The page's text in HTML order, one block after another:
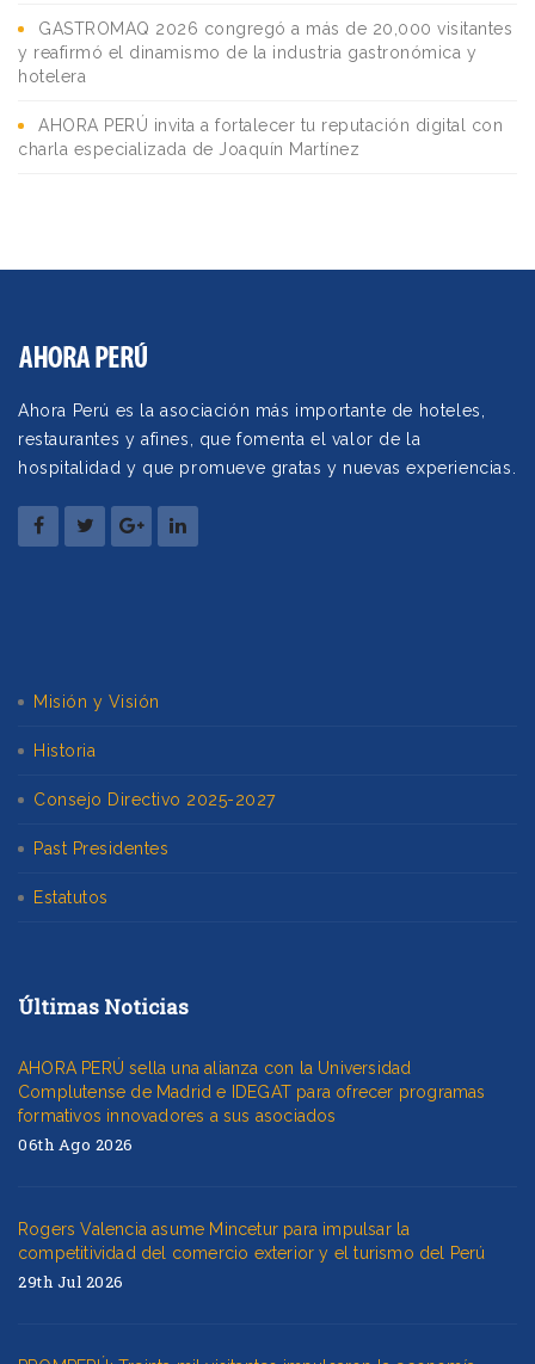
GASTROMAQ 2026 congregó a más de 20,000 visitantes
y reafirmó el dinamismo de la industria gastronómica y
hotelera
AHORA PERÚ invita a fortalecer tu reputación digital con
charla especializada de Joaquín Martínez
Ahora Perú es la asociación más importante de hoteles,
restaurantes y afines, que fomenta el valor de la
hospitalidad y que promueve gratas y nuevas experiencias.
Misión y Visión
Historia
Consejo Directivo 2025-2027
Past Presidentes
Estatutos
Últimas Noticias
AHORA PERÚ sella una alianza con la Universidad
Complutense de Madrid e IDEGAT para ofrecer programas
formativos innovadores a sus asociados
06th Ago 2026
Rogers Valencia asume Mincetur para impulsar la
competitividad del comercio exterior y el turismo del Perú
29th Jul 2026